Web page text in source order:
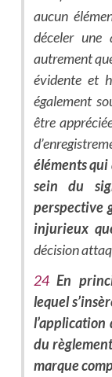
aucun
déceler
autrement
évidente et
également
être
éléments qui
sein du
perspective
injurieux
décision
24 En
lequel
l’application
du
marque